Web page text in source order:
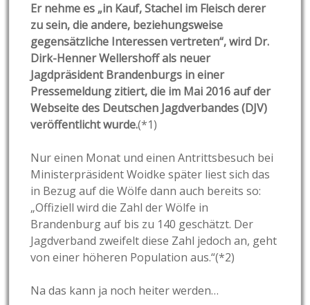
Er nehme es „in Kauf, Stachel im Fleisch derer
zu sein, die andere, beziehungsweise
gegensätzliche Interessen vertreten“, wird Dr.
Dirk-Henner Wellershoff als neuer
Jagdpräsident Brandenburgs in einer
Pressemeldung zitiert, die im Mai 2016 auf der
Webseite des Deutschen Jagdverbandes (DJV)
veröffentlicht wurde.(*1)
Nur einen Monat und einen Antrittsbesuch bei
Ministerpräsident Woidke später liest sich das
in Bezug auf die Wölfe dann auch bereits so:
„Offiziell wird die Zahl der Wölfe in
Brandenburg auf bis zu 140 geschätzt. Der
Jagdverband zweifelt diese Zahl jedoch an, geht
von einer höheren Population aus.“(*2)
Na das kann ja noch heiter werden…